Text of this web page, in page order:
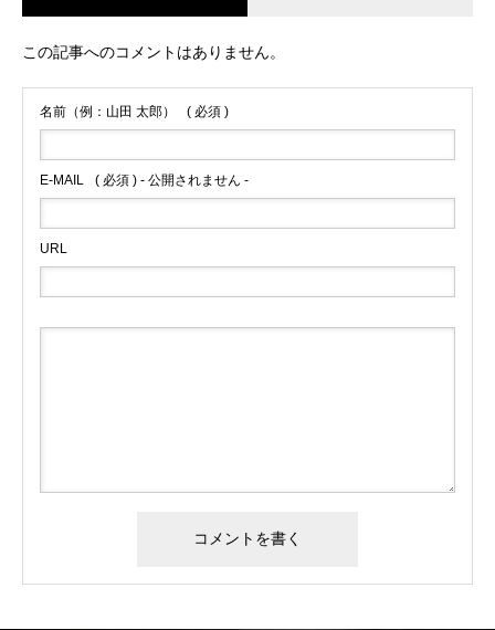
この記事へのコメントはありません。
名前（例：山田 太郎） ( 必須 )
E-MAIL ( 必須 ) - 公開されません -
URL